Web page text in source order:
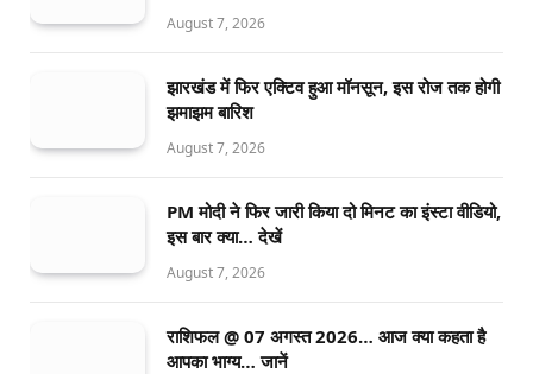
August 7, 2026
झारखंड में फिर एक्टिव हुआ मॉनसून, इस रोज तक होगी
झमाझम बारिश
August 7, 2026
PM मोदी ने फिर जारी किया दो मिनट का इंस्टा वीडियो,
इस बार क्या… देखें
August 7, 2026
राशिफल @ 07 अगस्त 2026… आज क्या कहता है
आपका भाग्य… जानें